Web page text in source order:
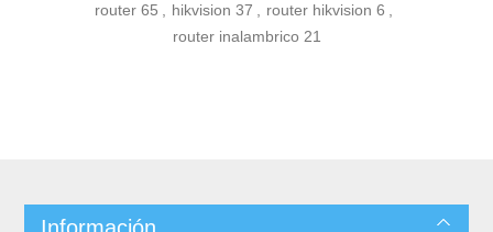
router 65 , hikvision 37 , router hikvision 6 ,
router inalambrico 21